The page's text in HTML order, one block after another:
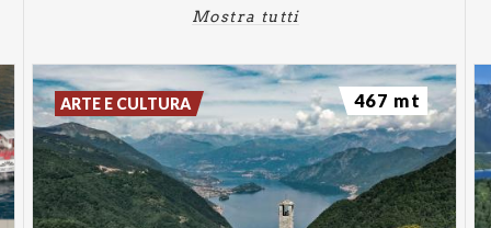
Mostra tutti
ARTE E CULTURA 467 mt